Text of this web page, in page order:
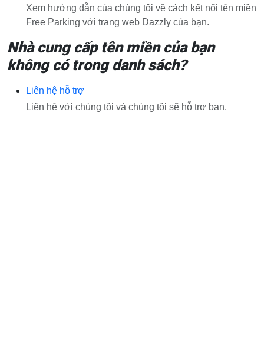
Xem hướng dẫn của chúng tôi về cách kết nối tên miền
Free Parking với trang web Dazzly của bạn.
Nhà cung cấp tên miền của bạn
không có trong danh sách?
Liên hệ hỗ trợ
Liên hệ với chúng tôi và chúng tôi sẽ hỗ trợ bạn.